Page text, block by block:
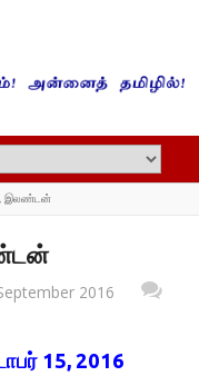
இலண்டன்
2016
15, 2016